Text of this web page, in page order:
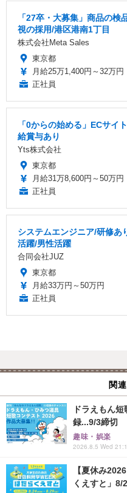
「27卒・大募集」商品の
視の採用/港区港南1丁目
株式会社Meta Sales
東京都
月給25万1,400円～32万円
正社員
「0からの始める」ECサイ
給賞与あり
Yts株式会社
東京都
月給31万8,600円～50万円
正社員
システムエンジニア/研修あ
活躍/男性活躍
合同会社JUZ
東京都
月給33万円～50万円
正社員
関
ドラえもん
録...9/3締切
趣味・娯楽
2026.8.5 Wed
【夏休み
くえすと」8/